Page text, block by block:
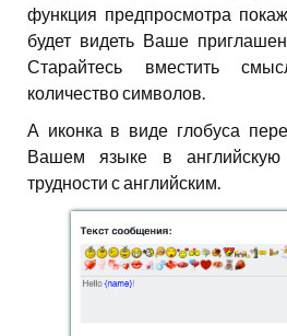
функция предпросмотра
будет видеть Ваше
Старайтесь вместить
количество символов.
А иконка в виде глобуса
Вашем языке в
трудности с английским.